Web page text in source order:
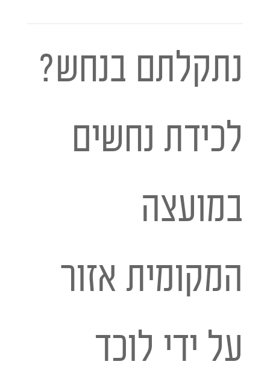
נתקלתם בנחש?
לכידת נחשים
במועצה
המקומית אזור
על ידי לוכד